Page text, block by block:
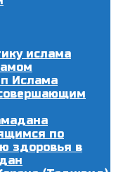
ислама
Ислама
по
здоровья в